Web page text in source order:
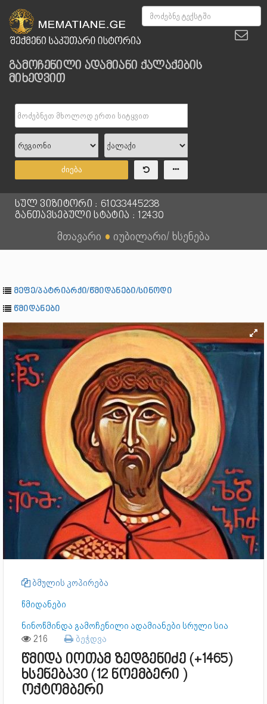
გამოჩენილი ადამიანი ქალაქების
მიხედვით
ძიება
სულ ვიზიტორი : 61033445238
განთავსებული სტატია : 12430
მთავარი ● იუბილარი/ ხსენება
მეფე/პატრიარქი/წმიდანები/სინოდი
წმიდანები
ბმულის კოპირება
წმიდანები
ნინოწმინდა გამოჩენილი ადამიანები სრული სია
216 ბეჭდვა
წმიდა იოთამ ზედგენიძე (+1465)
ხსენება30 (12 ნოემბერი )
ოქტომბერი